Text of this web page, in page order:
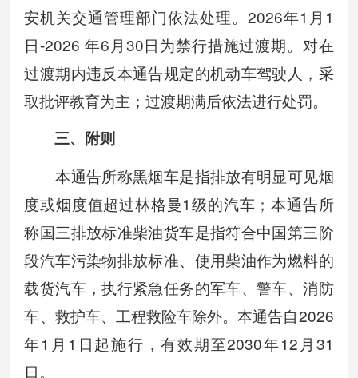
安机关交通管理部门依法处理。2026年1月1
日-2026 年6月30日为禁行措施过渡期。对在
过渡期内违反本通告规定的机动车驾驶人，采
取批评教育为主；过渡期满后依法进行处罚。
三、附则
本通告所称黑烟车是指排放有明显可见烟
度或烟度值超过林格曼1级的汽车；本通告所
称国三排放标准柴油货车是指符合中国第三阶
段汽车污染物排放标准、使用柴油作为燃料的
载货汽车，执行紧急任务的军车、警车、消防
车、救护车、工程救险车除外。本通告自2026
年1月1日起施行，有效期至2030年12月31
日。